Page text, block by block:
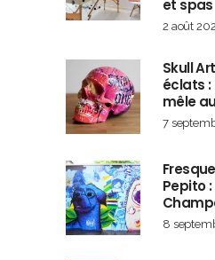
et spas
2 août
Skull
éclats :
mêle
7
Pepito :
8